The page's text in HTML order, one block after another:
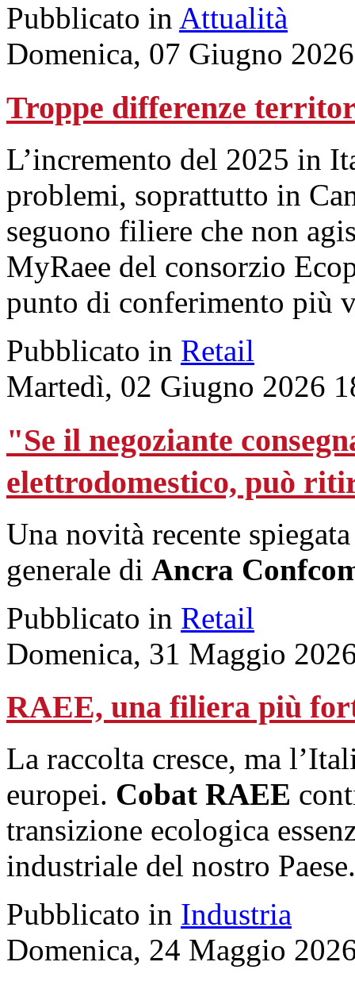
Pubblicato in Attualità
Domenica, 07 Giugno
Troppe differenze
L’incremento del 2025 in
problemi, soprattutto in
seguono filiere che non
MyRaee del consorzio
punto di conferimento più
Pubblicato in Retail
Martedì, 02 Giugno 2026
"Se il negoziante
elettrodomestico, può
Una novità recente
generale di Ancra
Pubblicato in Retail
Domenica, 31 Maggio
RAEE, una filiera più
La raccolta cresce, ma
europei. Cobat RAEE
transizione ecologica
industriale del nostro Paese.
Pubblicato in Industria
Domenica, 24 Maggio